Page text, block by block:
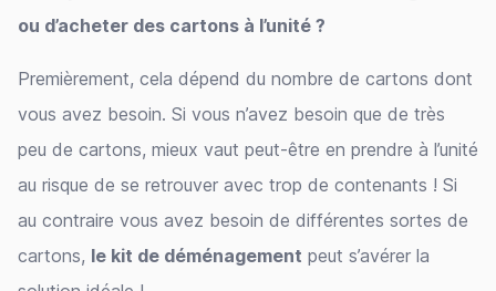
ou d’acheter des cartons à l’unité ?
Premièrement, cela dépend du nombre de cartons dont
vous avez besoin. Si vous n’avez besoin que de très
peu de cartons, mieux vaut peut-être en prendre à l’unité
au risque de se retrouver avec trop de contenants ! Si
au contraire vous avez besoin de différentes sortes de
cartons, le kit de déménagement peut s’avérer la